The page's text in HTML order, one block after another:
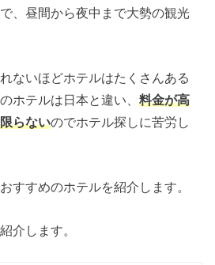
、昼間から夜中まで大勢の観光
ないほどホテルはたくさんある
ホテルは日本と違い、料金が高
らないのでホテル探しに苦労し
すすめのホテルを紹介します。
介します。